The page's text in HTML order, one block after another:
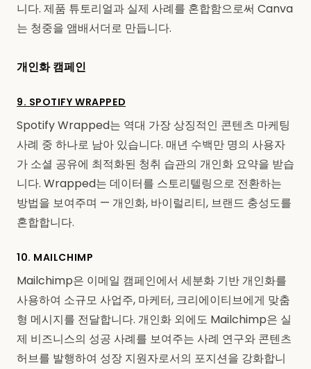
니다. 제품 튜토리얼과 실제 사례를 혼합함으로써 Canva
는 청중을 앰배서더로 만듭니다.
개인화 캠페인
9. SPOTIFY WRAPPED
Spotify Wrapped는 역대 가장 상징적인 콘텐츠 마케팅
사례 중 하나로 남아 있습니다. 매년 수백만 명의 사용자
가 소셜 공유에 최적화된 청취 습관의 개인화 요약을 받습
니다. Wrapped는 데이터를 스토리텔링으로 전환하는
방법을 보여주며 — 개인화, 바이럴리티, 브랜드 충성도를
혼합합니다.
10. MAILCHIMP
Mailchimp은 이메일 캠페인에서 세분화 기반 개인화를
사용하여 소규모 사업주, 마케터, 크리에이티브에게 맞춤
형 메시지를 전달합니다. 개인화 외에도 Mailchimp은 실
제 비즈니스의 성공 사례를 보여주는 사례 연구와 콘텐츠
허브를 발행하여 성장 지원자로서의 포지션을 강화합니